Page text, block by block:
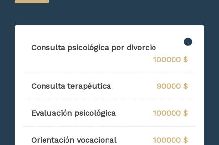
Consulta psicológica por divorcio
100000 $
Consulta terapéutica 90000 $
Evaluación psicológica 100000 $
Orientación vocacional 100000 $